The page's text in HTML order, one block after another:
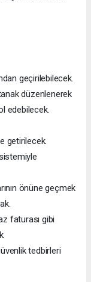
geçirilebilecek.
düzenlenerek
edebilecek.
getirilecek.
önüne geçmek
faturası gibi
tedbirleri